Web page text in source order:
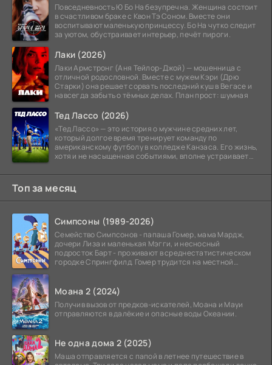
Повседневность Ю Бо На безупречна. Женщина состоит
в счастливом браке с Квон Тэ Соном. Вместе они
воспитывают маленькую принцессу. Бо На чутко следит
за уютом, обустраивает интерьер, печёт пироги.
Лаки (2026)
Лаки Армстронг (Аня Тейлор-Джой) — мошенница с
отличной родословной. Вместе с мужем Кэри (Дрю
Старки) она решает сорвать последний куш в Вегасе и
навсегда забыть о тёмных делах. План прост: шумная
Тед Лассо (2026)
«Тед Лассо» — это история о мужчине средних лет,
который долгое время тренирует команду по
американскому футболу в колледже Канзаса. Его жизнь,
хотя и не насыщенная событиями, вполне устраивает
Топ за месяц
Симпсоны (1989-2026)
Семейство Симпсонов - папаша Гомер, мама Мардж,
дочери Лиза и маленькая Мэгги, и несносный
подросток Барт - проживают в среднестатистическом
городке Спрингфилд. Гомер трудится на местной
Моана 2 (2024)
Получив вызов от предков-искателей, Моана и Мауи
отправляются в далёкие и опасные воды Океании.
Не одна дома 2 (2025)
Маша отправляется с папой в летнее путешествие в